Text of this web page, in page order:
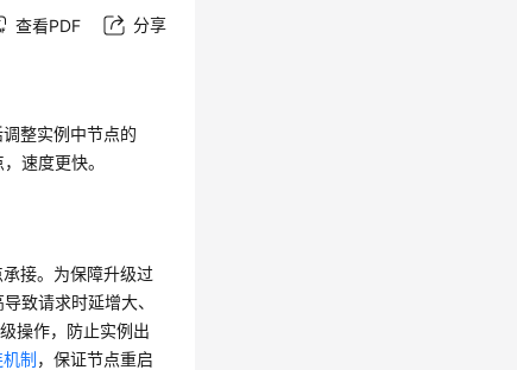
查看PDF 分享
整实例中节点的
速度更快。
接。为保障升级过
致请求时延增大、
操作，防止实例出
制，保证节点重启